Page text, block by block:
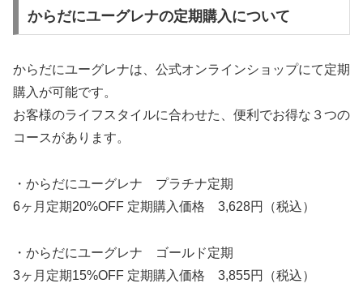
からだにユーグレナの定期購入について
からだにユーグレナは、公式オンラインショップにて定期
購入が可能です。
お客様のライフスタイルに合わせた、便利でお得な３つの
コースがあります。
・からだにユーグレナ プラチナ定期
6ヶ月定期20%OFF 定期購入価格 3,628円（税込）
・からだにユーグレナ ゴールド定期
3ヶ月定期15%OFF 定期購入価格 3,855円（税込）